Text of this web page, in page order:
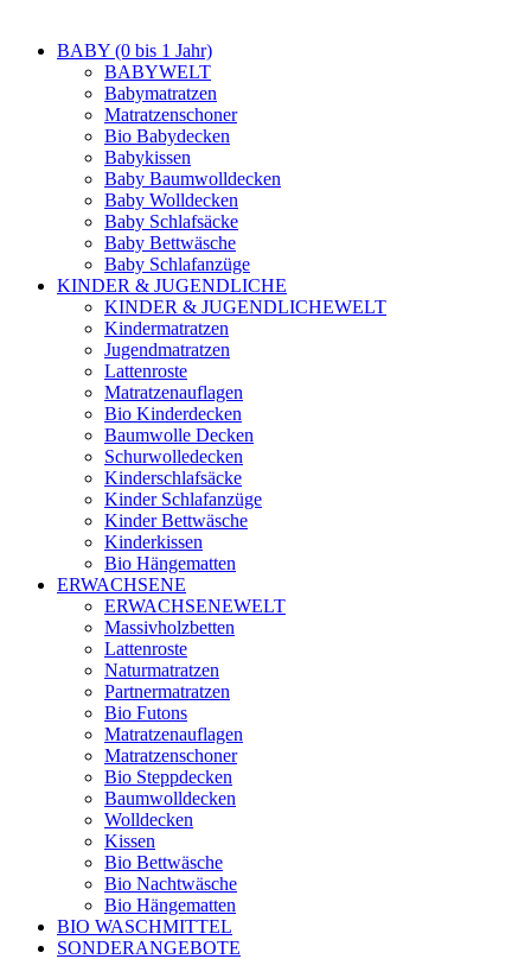
BABY (0 bis 1 Jahr)
BABYWELT
Babymatratzen
Matratzenschoner
Bio Babydecken
Babykissen
Baby Baumwolldecken
Baby Wolldecken
Baby Schlafsäcke
Baby Bettwäsche
Baby Schlafanzüge
KINDER & JUGENDLICHE
KINDER & JUGENDLICHEWELT
Kindermatratzen
Jugendmatratzen
Lattenroste
Matratzenauflagen
Bio Kinderdecken
Baumwolle Decken
Schurwolledecken
Kinderschlafsäcke
Kinder Schlafanzüge
Kinder Bettwäsche
Kinderkissen
Bio Hängematten
ERWACHSENE
ERWACHSENEWELT
Massivholzbetten
Lattenroste
Naturmatratzen
Partnermatratzen
Bio Futons
Matratzenauflagen
Matratzenschoner
Bio Steppdecken
Baumwolldecken
Wolldecken
Kissen
Bio Bettwäsche
Bio Nachtwäsche
Bio Hängematten
BIO WASCHMITTEL
SONDERANGEBOTE